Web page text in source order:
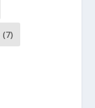
(7)